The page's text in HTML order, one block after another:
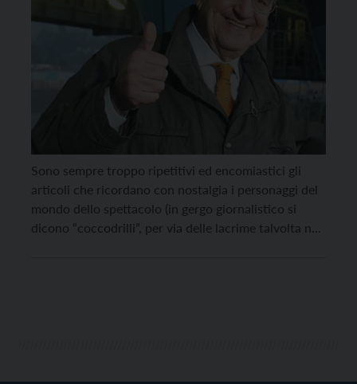
Sono sempre troppo ripetitivi ed encomiastici gli
articoli che ricordano con nostalgia i personaggi del
mondo dello spettacolo (in gergo giornalistico si
dicono “coccodrilli”, per via delle lacrime talvolta non